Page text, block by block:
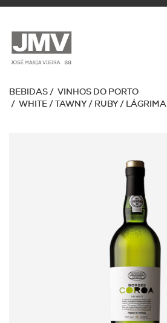
BEBIDAS
VINHOS DO PORTO
WHITE / TAWNY / RUBY / LÁGRIMA